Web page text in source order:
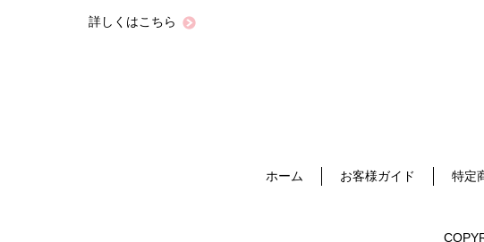
詳しくはこちら
ホーム お客様ガイド 特定